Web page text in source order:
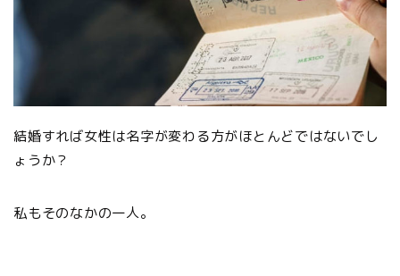
結婚すれば女性は名字が変わる方がほとんどではないでし
ょうか？
私もそのなかの一人。